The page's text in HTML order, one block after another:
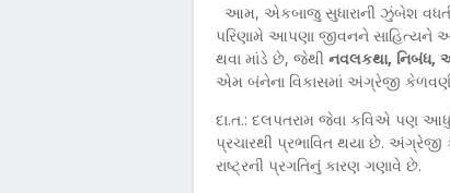
આમ, એકબાજુ સુધારાની ઝુંબેશ વધતી
પરિણામે આપણા જીવનને સાહિત્યને
થવા માંડે છે, જેથી નવલકથા, નિબંધ,
એમ બંનેના વિકાસમાં અંગ્રેજી
દા.ત.: દલપતરામ જેવા કવિએ પણ
પ્રચારથી પ્રભાવિત થયા છે.
રાષ્ટ્રની પ્રગતિનું કારણ ગણાવે છે.